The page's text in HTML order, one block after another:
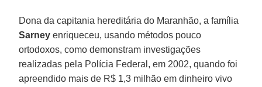
Dona da capitania hereditária do Maranhão, a família
Sarney enriqueceu, usando métodos pouco
ortodoxos, como demonstram investigações
realizadas pela Polícia Federal, em 2002, quando foi
apreendido mais de R$ 1,3 milhão em dinheiro vivo